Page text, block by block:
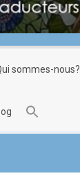
qui sommes-nous?
blog